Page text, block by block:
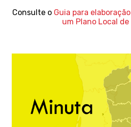
Consulte o Guia para
um Plano Local